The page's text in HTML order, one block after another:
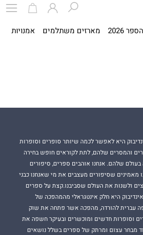
2026 מארזים משתלמים אמנויות
היא לאפשר לכמה שיותר סופרים וסופרות
והמסרים שלהם, לתת לקוראים חופש בחירה
שלהם. אנחנו אוהבים ספרים, סיפורים
מאמינים שסיפורים מעצבים את מי שאנחנו כבני
ולשנות את העולם שסביבנו.קצת על ספרים
היא חלק אינטגראלי מהמהפכה של
עברית להורדה, מהפכה אשר פתחה את שוק
וסופרות חדשים ומוכשרים ובעיקר חשפה את
מבחר עצום ומרתק של ספרים בשלל נושאים